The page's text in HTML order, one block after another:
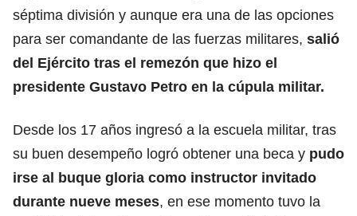
séptima división y aunque era una de las opciones
para ser comandante de las fuerzas militares, salió
del Ejército tras el remezón que hizo el
presidente Gustavo Petro en la cúpula militar.
Desde los 17 años ingresó a la escuela militar, tras
su buen desempeño logró obtener una beca y pudo
irse al buque gloria como instructor invitado
durante nueve meses, en ese momento tuvo la